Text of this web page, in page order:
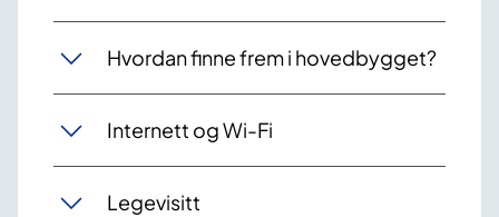
Hvordan finne frem i hovedbygget?
Internett og Wi-Fi
Legevisitt